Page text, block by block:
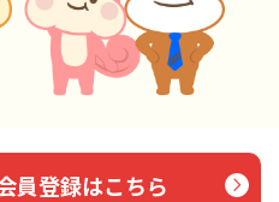
員登録はこちら